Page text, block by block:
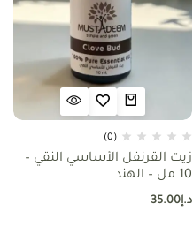
(0)
زيت القرنفل الأساسي النقي –
10 مل – الهند
د.إ35.00